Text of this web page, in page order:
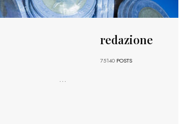
redazione
75140 POSTS
...